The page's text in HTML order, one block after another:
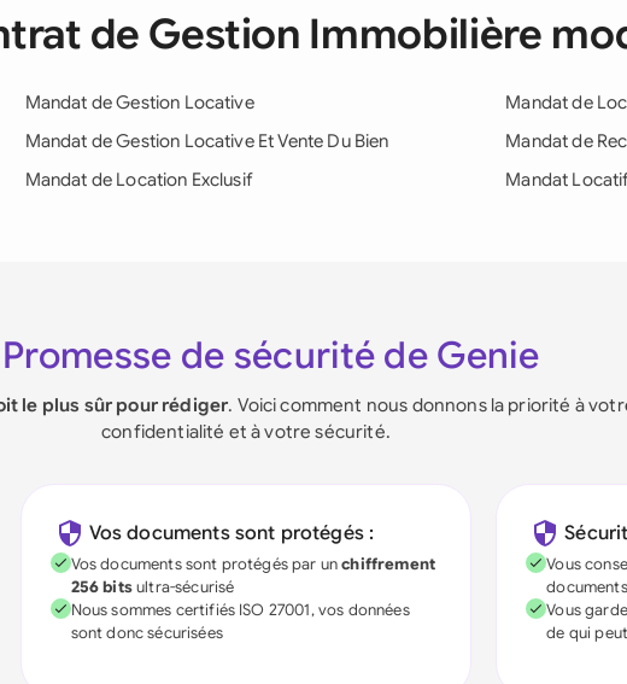
de Gestion Immobilière
Mandat de Gestion Locative
Mandat de Gestion Locative Et Vente Du Bien
Mandat de Location Exclusif
Mandat de
Mandat de
Mandat
Promesse de sécurité de Genie
le plus sûr pour rédiger. Voici comment nous donnons la priorité à
confidentialité et à votre sécurité.
Vos documents sont protégés :
Vos documents sont protégés par unchiffrement
256 bitsultra-sécurisé
Nous sommes certifiés ISO 27001, vos données
sont donc sécurisées
Vous
Vous
de qui